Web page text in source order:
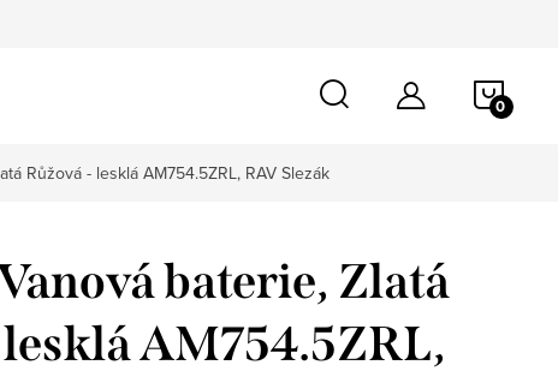
Růžová - lesklá AM754.5ZRL, RAV Slezák
baterie, Zlatá
AM754.5ZRL,